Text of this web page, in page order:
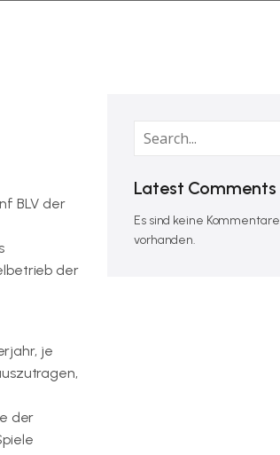
BLV der
der
je
der
Latest Comments
Es sind keine Kommentare
vorhanden.